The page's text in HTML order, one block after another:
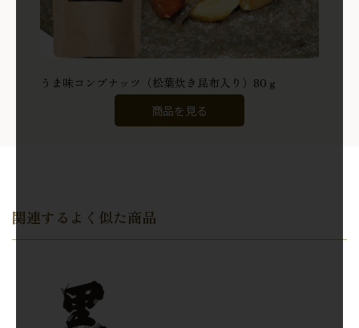
うま味コンブナッツ（松葉炊き昆布入り）80ｇ
商品を見る
関連するよく似た商品